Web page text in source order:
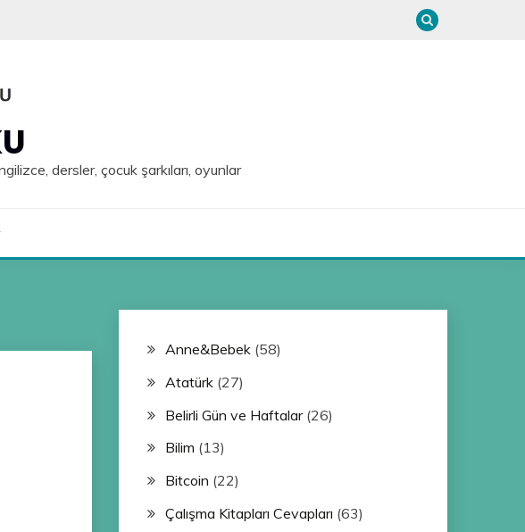
dersler, çocuk şarkıları, oyunlar
Anne&Bebek(58)
Atatürk(27)
Belirli Gün ve Haftalar(26)
Bilim (13)
Bitcoin (22)
Çalışma Kitapları Cevapları (63)